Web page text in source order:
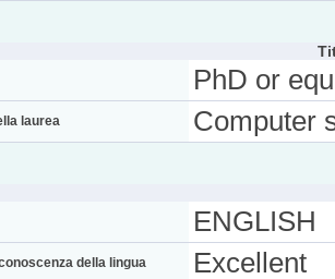
PhD or
laurea Computer
ENGLISH
della lingua Excellent